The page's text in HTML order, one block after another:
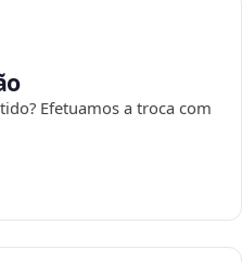
Efetuamos a troca com